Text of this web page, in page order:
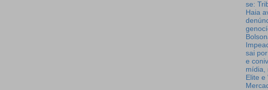
se:
Haia
sai
e
mídia,
Elite e